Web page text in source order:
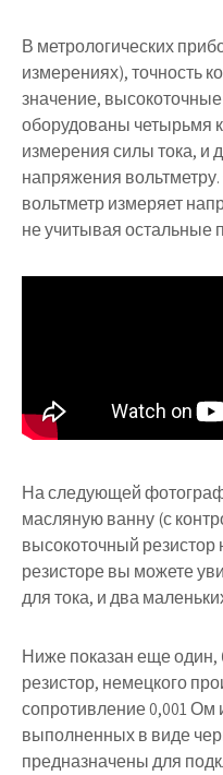
В метрологических
измерениях), точность
значение,
оборудованы четырьмя
измерения силы тока, и
напряжения
вольтметр измеряет
не учитывая остальные
На следующей
масляную ванну (с
высокоточный
резисторе вы можете
для тока, и два
Ниже показан еще
резистор, немецкого
сопротивление 0,001 Ом
выполненных в виде
предназначены для